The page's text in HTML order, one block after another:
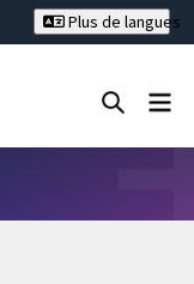
Plus de langues